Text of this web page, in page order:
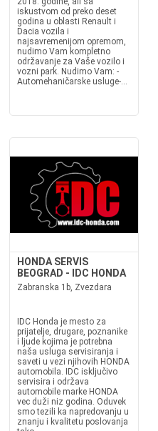
iskustvom od preko deset
godina u oblasti Renault i
Dacia vozila i
najsavremenijom opremom,
nudimo Vam kompletno
održavanje za Vaše vozilo i
vozni park. Nudimo Vam: -
Automehaničarske usluge-...
HONDA SERVIS
BEOGRAD - IDC HONDA
Zabranska 1b, Zvezdara
IDC Honda je mesto za
prijatelje, drugare, poznanike
i ljude kojima je potrebna
naša usluga servisiranja i
saveti u vezi njihovih HONDA
automobila. IDC isključivo
servisira i održava
automobile marke HONDA
vec duži niz godina. Oduvek
smo tezili ka napredovanju u
znanju i kvalitetu poslovanja